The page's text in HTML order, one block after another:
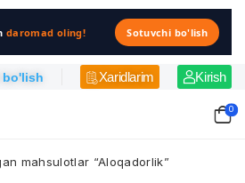
daromad oling! Sotuvchi bo'lish
bo'lish Xaridlarim Kirish
0
mahsulotlar “Aloqadorlik”